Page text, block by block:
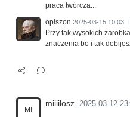
praca twórcza...
opiszon 2025-03-15 10:03
Przy tak wysokich
znaczenia bo i tak
MI
miiiilosz 2025-03-12